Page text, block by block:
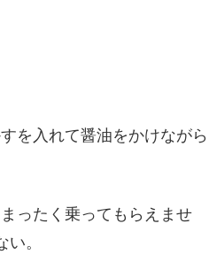
を入れて醤油をかけながら
ったく乗ってもらえませ
。